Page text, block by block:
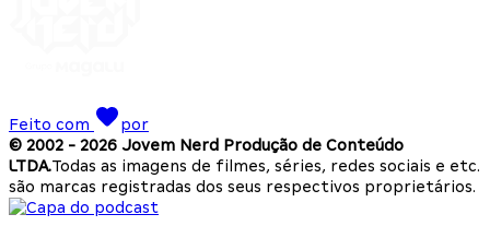
Feito com
por
© 2002 - 2026 Jovem Nerd Produção de Conteúdo
LTDA.Todas as imagens de filmes, séries, redes sociais e etc.
são marcas registradas dos seus respectivos proprietários.